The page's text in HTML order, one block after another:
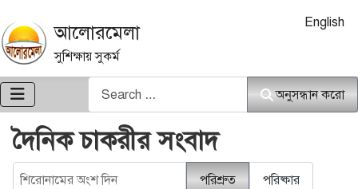
আলোরমেলা
সুশিক্ষায় সুকর্ম
আপনার ভাষা
English
অনুসন্ধান করো
অনুসন্ধান করো
দৈনিক চাকরীর সংবাদ
শিরোনামের অংশ দিন
পরিশ্রুত পরিষ্কার